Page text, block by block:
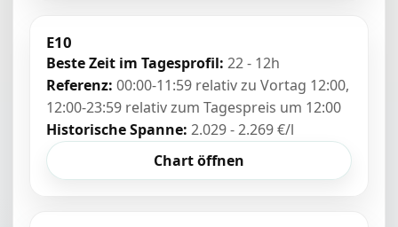
E10
Beste Zeit im Tagesprofil: 22 - 12h
Referenz: 00:00-11:59 relativ zu Vortag 12:00,
12:00-23:59 relativ zum Tagespreis um 12:00
Historische Spanne: 2.029 - 2.269 €/l
Chart öffnen